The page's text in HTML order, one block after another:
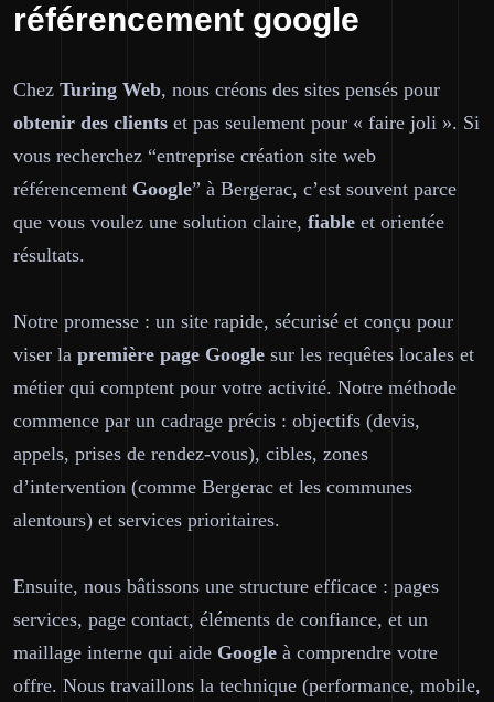
référencement google
Chez Turing Web, nous créons des sites pensés pour
obtenir des clients et pas seulement pour « faire joli ». Si
vous recherchez “entreprise création site web
référencement Google” à Bergerac, c’est souvent parce
que vous voulez une solution claire, fiable et orientée
résultats.
Notre promesse : un site rapide, sécurisé et conçu pour
viser la première page Google sur les requêtes locales et
métier qui comptent pour votre activité. Notre méthode
commence par un cadrage précis : objectifs (devis,
appels, prises de rendez-vous), cibles, zones
d’intervention (comme Bergerac et les communes
alentours) et services prioritaires.
Ensuite, nous bâtissons une structure efficace : pages
services, page contact, éléments de confiance, et un
maillage interne qui aide Google à comprendre votre
offre. Nous travaillons la technique (performance, mobile,